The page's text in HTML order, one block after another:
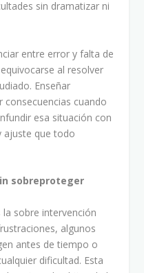
sin dramatizar ni
entre error y falta de
al resolver
Enseñar
consecuencias cuando
esa situación con
ajuste que todo
sobreproteger
sobre intervención
algunos
antes de tiempo o
dificultad. Esta